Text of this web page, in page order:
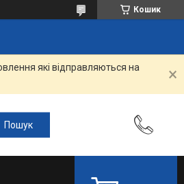
Кошик
які відправляються на